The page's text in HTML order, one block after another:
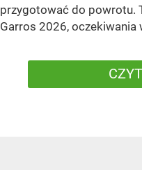
przygotować do powrotu.
Garros 2026, oczekiwania